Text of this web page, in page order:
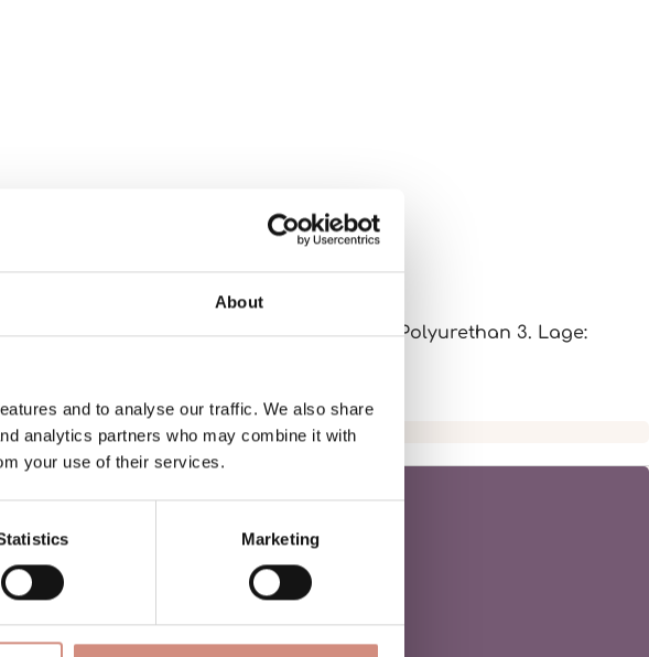
About
and to analyse our traffic. We also share
analytics partners who may combine it with
your use of their services.
Marketing
Polyester, 6% Elasthan - Membran: 100% Polyurethan 3. Lage: